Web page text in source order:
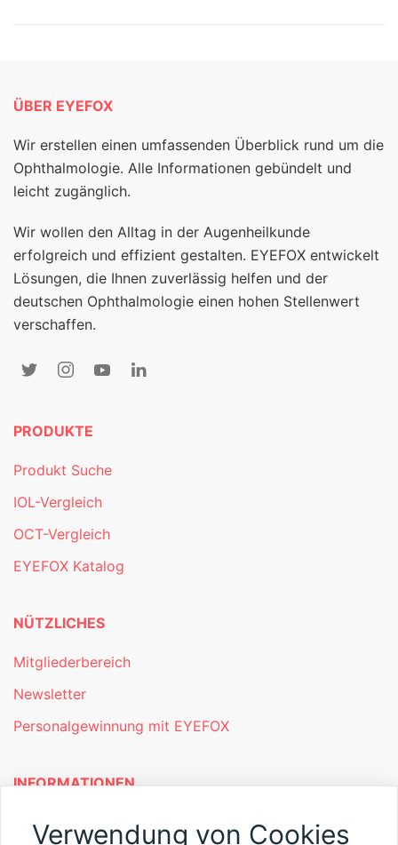
ÜBER EYEFOX
Wir erstellen einen umfassenden Überblick rund um die
Ophthalmologie. Alle Informationen gebündelt und
leicht zugänglich.
Wir wollen den Alltag in der Augenheilkunde
erfolgreich und effizient gestalten. EYEFOX entwickelt
Lösungen, die Ihnen zuverlässig helfen und der
deutschen Ophthalmologie einen hohen Stellenwert
verschaffen.
PRODUKTE
Produkt Suche
IOL-Vergleich
OCT-Vergleich
EYEFOX Katalog
NÜTZLICHES
Mitgliederbereich
Newsletter
Personalgewinnung mit EYEFOX
INFORMATIONEN
Was ist EYEFOX – Ihre Möglichkeiten
Verwendung von Cookies